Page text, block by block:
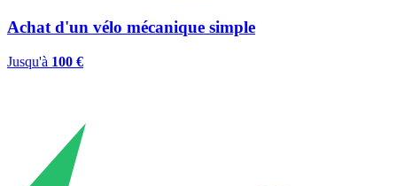
Achat d'un vélo mécanique simple
Jusqu'à 100 €